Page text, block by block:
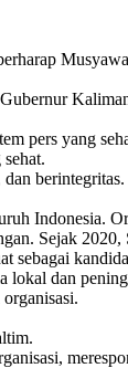
pers yang
Sejak
sebagai
lokal dan